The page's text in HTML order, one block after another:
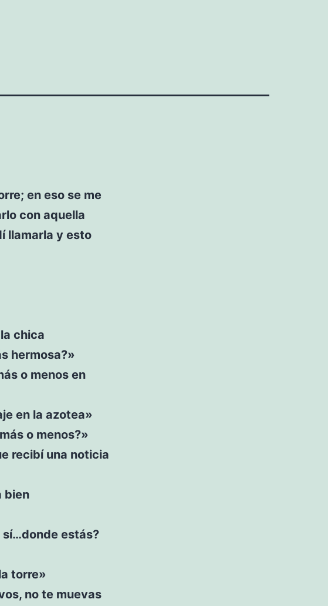
en eso se me
con aquella
llamarla y esto
chica
hermosa?»
o menos en
en la azotea»
o menos?»
recibí una noticia
bien
sí…donde estás?
torre»
no te muevas